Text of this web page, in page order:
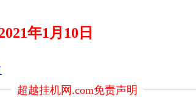
年1月10日
超越挂机网.com免责声明